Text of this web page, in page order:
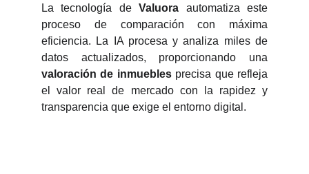
La tecnología deValuora automatiza este
proceso de comparación con máxima
eficiencia. La IA procesa y analiza miles de
datos actualizados, proporcionando una
valoración de inmueblesprecisa que refleja
el valor real de mercado con la rapidez y
transparencia que exige el entorno digital.